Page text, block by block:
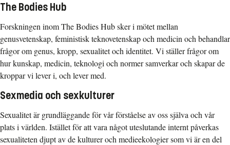
The Bodies Hub
Forskningen inom The Bodies Hub sker i mötet mellan
genusvetenskap, feministisk teknovetenskap och medicin och behandlar
frågor om genus, kropp, sexualitet och identitet. Vi ställer frågor om
hur kunskap, medicin, teknologi och normer samverkar och skapar de
kroppar vi lever i, och lever med.
Sexmedia och sexkulturer
Sexualitet är grundläggande för vår förståelse av oss själva och vår
plats i världen. Istället för att vara något uteslutande internt påverkas
sexualiteten djupt av de kulturer och medieekologier som vi är en del